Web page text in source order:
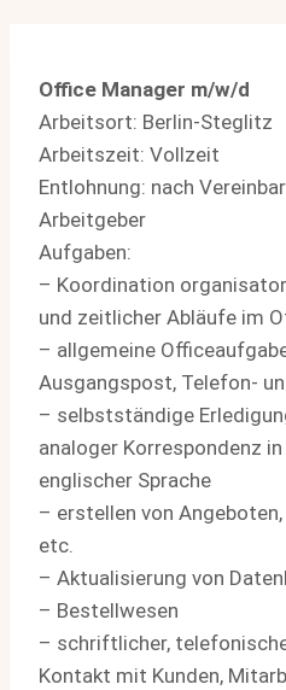
Office Manager m/w/d
Arbeitsort: Berlin-Steglitz
Arbeitszeit: Vollzeit
Entlohnung: nach
Arbeitgeber
Aufgaben:
– Koordination
und zeitlicher Abläufe im
– allgemeine
Ausgangspost, Telefon-
– selbstständige
analoger Korrespondenz
englischer Sprache
– erstellen von
etc.
– Aktualisierung von
– Bestellwesen
– schriftlicher,
Kontakt mit Kunden,